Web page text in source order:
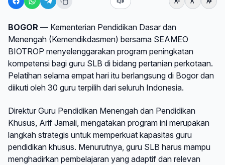
BOGOR — Kementerian Pendidikan Dasar dan
Menengah (Kemendikdasmen) bersama SEAMEO
BIOTROP menyelenggarakan program peningkatan
kompetensi bagi guru SLB di bidang pertanian perkotaan.
Pelatihan selama empat hari itu berlangsung di Bogor dan
diikuti oleh 30 guru terpilih dari seluruh Indonesia.
Direktur Guru Pendidikan Menengah dan Pendidikan
Khusus, Arif Jamali, mengatakan program ini merupakan
langkah strategis untuk memperkuat kapasitas guru
pendidikan khusus. Menurutnya, guru SLB harus mampu
menghadirkan pembelajaran yang adaptif dan relevan